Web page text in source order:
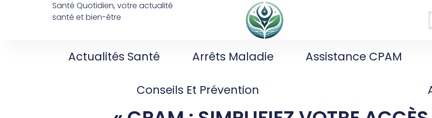
Santé Quotidien, votre actualité
santé et bien-être
Actualités Santé Arrêts Maladie Assistance CPAM
Conseils Et Prévention